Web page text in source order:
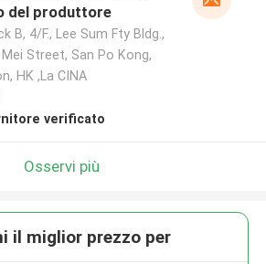
del produttore
B, 4/F., Lee Sum Fty Bldg.,
Street, San Po Kong,
HK ,La CINA
verificato
Osservi più
il miglior prezzo per